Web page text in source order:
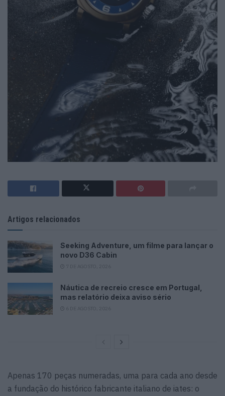
Artigos relacionados
Seeking Adventure, um filme para lançar o
novo D36 Cabin
Náutica de recreio cresce em Portugal,
mas relatório deixa aviso sério
Apenas 170 peças numeradas, uma para cada ano desde
a fundação do histórico fabricante italiano de iates: o